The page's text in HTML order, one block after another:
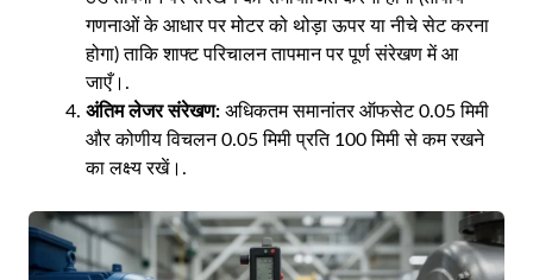
गणनाओं के आधार पर मोटर को थोड़ा ऊपर या नीचे सेट करना
होगा) ताकि शाफ्ट परिचालन तापमान पर पूर्ण संरेखण में आ
जाएँ।.
अंतिम लेजर संरेखण: अधिकतम समानांतर ऑफसेट 0.05 मिमी
और कोणीय विचलन 0.05 मिमी प्रति 100 मिमी से कम रखने
का लक्ष्य रखें।.